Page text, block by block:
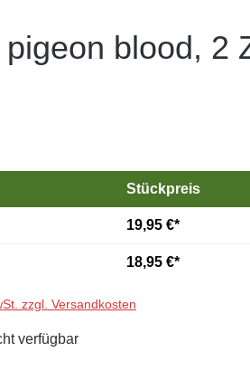
blood, 2
Stückpreis
19,95 €*
18,95 €*
zzgl. Versandkosten
verfügbar